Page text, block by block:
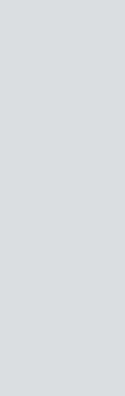
Numéro de téléphone
Exemples: 06 12 34 56
Adresse email
Votre mot de passe
minimum, au moins une
Confirmation du mot de
J’acccepte de
permettant le